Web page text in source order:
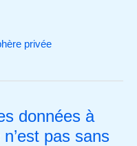
privée
données à
pas sans